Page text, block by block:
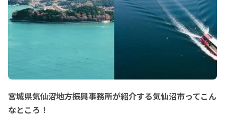
宮城県気仙沼地方振興事務所が紹介する気仙沼市ってこん
なところ！